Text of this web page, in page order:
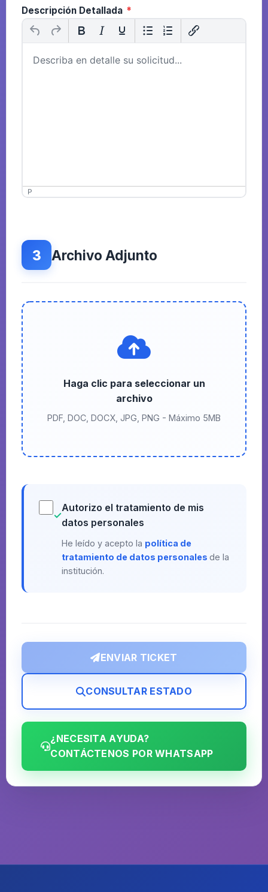
Descripción Detallada *
P
3 Archivo Adjunto
Haga clic para seleccionar un
archivo
PDF, DOC, DOCX, JPG, PNG - Máximo 5MB
✓
Autorizo el tratamiento de mis
datos personales
He leído y acepto la política de
tratamiento de datos personales de la
institución.
ENVIAR TICKET
CONSULTAR ESTADO
¿NECESITA AYUDA?
CONTÁCTENOS POR WHATSAPP